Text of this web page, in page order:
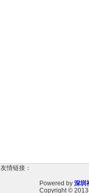
友情链接：
Powered by 深圳
Copyright ©